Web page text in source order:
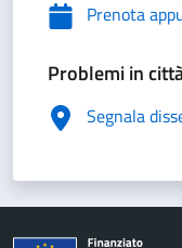
Prenota
Problemi in
Segnala